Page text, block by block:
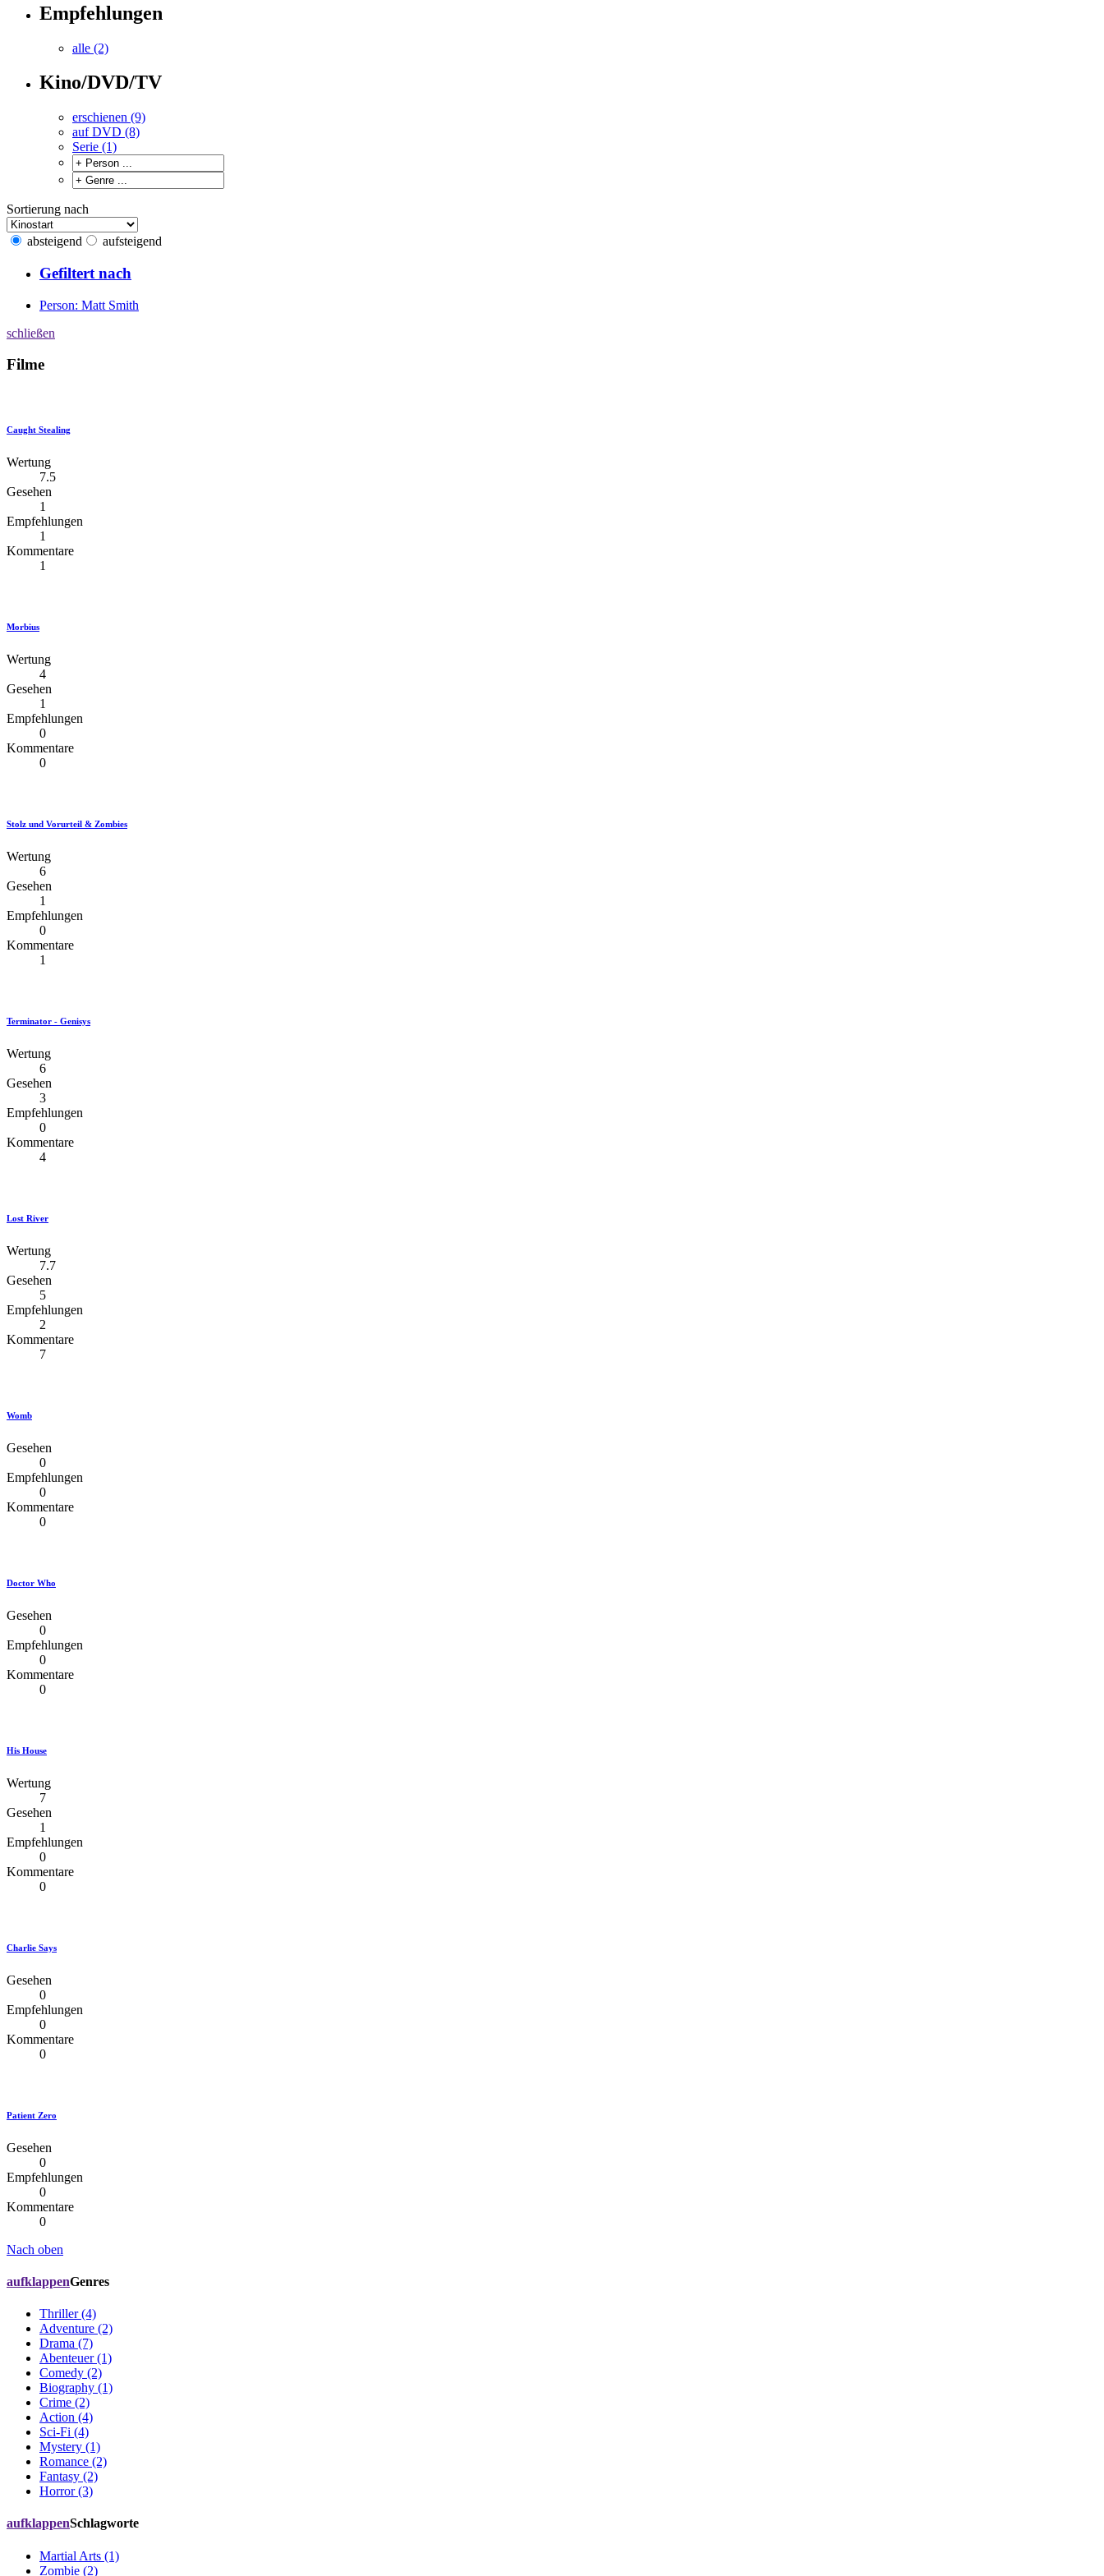
Empfehlungen
alle (2)
Kino/DVD/TV
erschienen (9)
auf DVD (8)
Serie (1)
Sortierung nach
absteigend aufsteigend
Gefiltert nach
Person: Matt Smith
schließen
Filme
Caught Stealing
Wertung
7.5
Gesehen
1
Empfehlungen
1
Kommentare
1
Morbius
Wertung
4
Gesehen
1
Empfehlungen
0
Kommentare
0
Stolz und Vorurteil & Zombies
Wertung
6
Gesehen
1
Empfehlungen
0
Kommentare
1
Terminator - Genisys
Wertung
6
Gesehen
3
Empfehlungen
0
Kommentare
4
Lost River
Wertung
7.7
Gesehen
5
Empfehlungen
2
Kommentare
7
Womb
Gesehen
0
Empfehlungen
0
Kommentare
0
Doctor Who
Gesehen
0
Empfehlungen
0
Kommentare
0
His House
Wertung
7
Gesehen
1
Empfehlungen
0
Kommentare
0
Charlie Says
Gesehen
0
Empfehlungen
0
Kommentare
0
Patient Zero
Gesehen
0
Empfehlungen
0
Kommentare
0
Nach oben
aufklappenGenres
Thriller (4)
Adventure (2)
Drama (7)
Abenteuer (1)
Comedy (2)
Biography (1)
Crime (2)
Action (4)
Sci-Fi (4)
Mystery (1)
Romance (2)
Fantasy (2)
Horror (3)
aufklappenSchlagworte
Martial Arts (1)
Zombie (2)